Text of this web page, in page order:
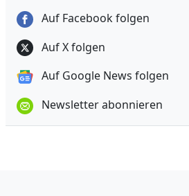
Auf Facebook folgen
Auf X folgen
Auf Google News folgen
Newsletter abonnieren